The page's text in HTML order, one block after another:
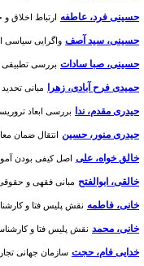
حسینی فرد، عاطفه ارتباط اخلاق و
حسینی، سید آصف واگرایی سیاسی
حسینی، صبا سادات بررسی تطبیقی
حمیدی فرح آبادی، زهرا مبانی تحدید
حیدری مقدم، ندا بررسی ابعاد تروریسم
حیدری منور، حسین انتقال ضمان
خالق خواه، علی اصل کیفی بودن آموزش
خالقی، ابوالفتح مبانی فقهی و حقوقی
خانی، فاطمه نقش پلیس فتا و کارشناسان
خانی، محمد نقش پلیس فتا و کارشناسان
خدایی فام، حجت سازمان جهانی